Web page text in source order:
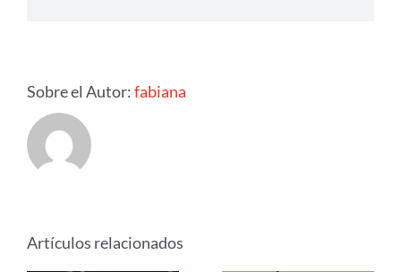
Sobre el Autor:fabiana
Artículos relacionados